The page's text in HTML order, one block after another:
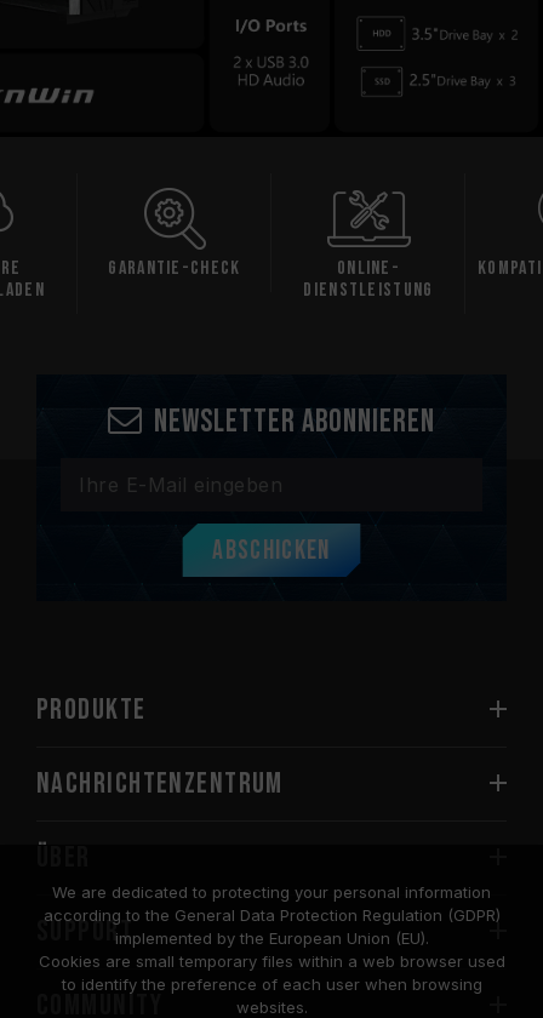
Garantie-Check
Online-
Dienstleistung
Newsletter abonnieren
Abschicken
PRODUKTE
Nachrichtenzentrum
SUPPORT
COMMUNITY
We are dedicated to protecting your personal information
according to the General Data Protection Regulation (GDPR)
implemented by the European Union (EU).
Cookies are small temporary files within a web browser used
to identify the preference of each user when browsing
websites.